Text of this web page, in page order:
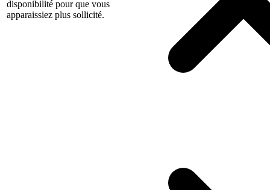
disponibilité pour que vous
apparaissiez plus sollicité.